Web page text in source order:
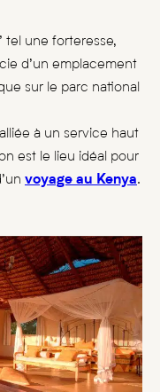
tel une forteresse,
d’un emplacement
sur le parc national
à un service haut
est le lieu idéal pour
voyage au Kenya.